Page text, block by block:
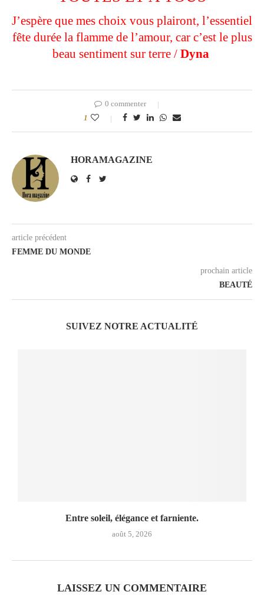
J’espère que mes choix vous plairont, l’essentiel
fête durée la flamme de l’amour, car c’est le plus
beau sentiment sur terre / Dyna
0 commenter
1
HORAMAGAZINE
article précédent
FEMME DU MONDE
prochain article
BEAUTÉ
SUIVEZ NOTRE ACTUALITÉ
Entre soleil, élégance et farniente.
août 5, 2026
LAISSEZ UN COMMENTAIRE